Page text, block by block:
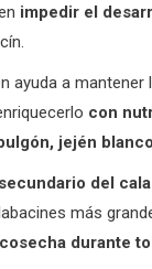
impedir el
ayuda a
con
jején
del
más
durante